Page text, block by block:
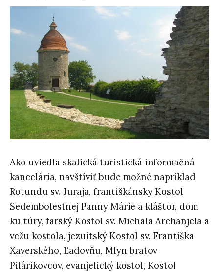
Ako uviedla skalická turistická informačná
kancelária, navštíviť bude možné napríklad
Rotundu sv. Juraja, františkánsky Kostol
Sedembolestnej Panny Márie a kláštor, dom
kultúry, farský Kostol sv. Michala Archanjela a
vežu kostola, jezuitský Kostol sv. Františka
Xaverského, Ľadovňu, Mlyn bratov
Pilárikovcov, evanjelický kostol, Kostol